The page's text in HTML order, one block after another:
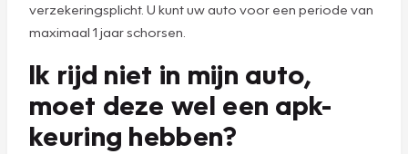
verzekeringsplicht. U kunt uw auto voor een periode van
maximaal 1 jaar schorsen.
Ik rijd niet in mijn auto,
moet deze wel een apk-
keuring hebben?